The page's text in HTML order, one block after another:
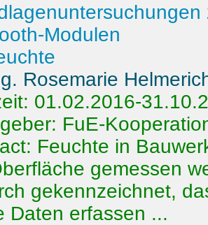
Modulen
Rosemarie
01.02.2016-
FuE-
Feuchte in
gemessen
gekennzeichnet,
Daten erfassen ...